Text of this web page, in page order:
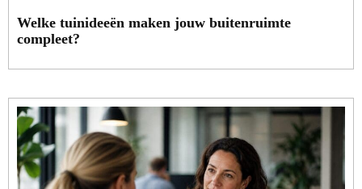
Welke tuinideeën maken jouw buitenruimte
compleet?